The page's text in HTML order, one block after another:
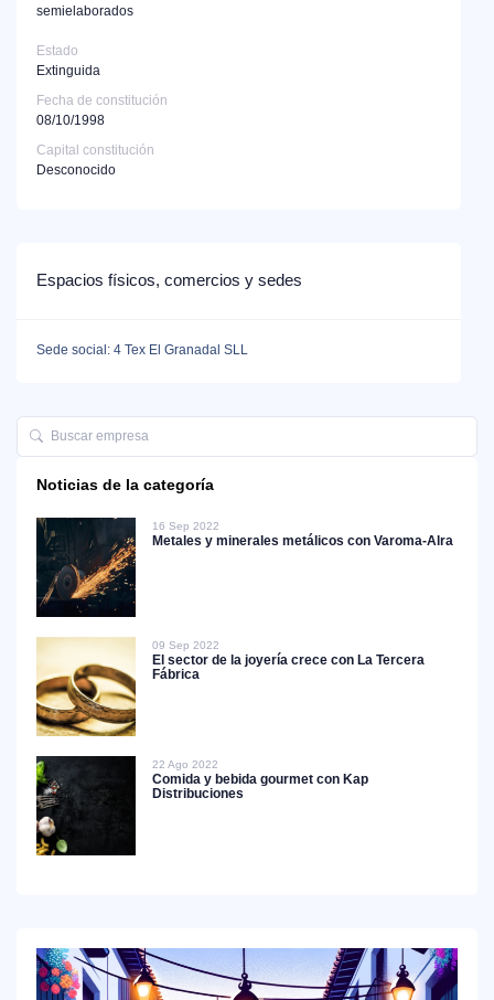
semielaborados
Estado
Extinguida
Fecha de constitución
08/10/1998
Capital constitución
Desconocido
Espacios físicos, comercios y sedes
Sede social: 4 Tex El Granadal SLL
Noticias de la categoría
16 Sep 2022
Metales y minerales metálicos con Varoma-Alra
09 Sep 2022
El sector de la joyería crece con La Tercera
Fábrica
22 Ago 2022
Comida y bebida gourmet con Kap
Distribuciones